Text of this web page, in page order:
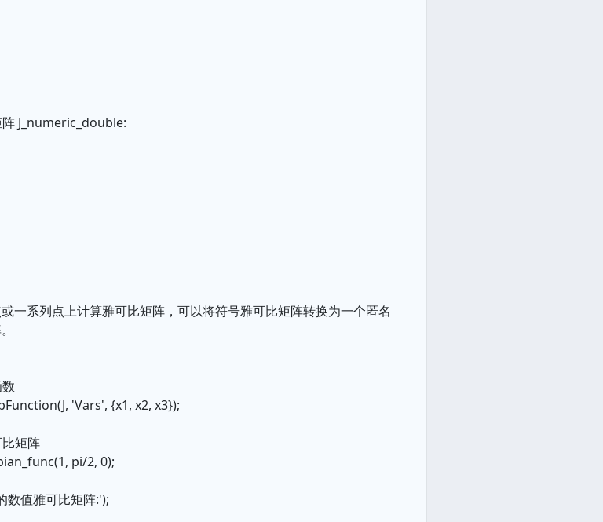
J_numeric_double:
一系列点上计算雅可比矩阵，可以将符号雅可比矩阵转换为一个匿名
'Vars', {x1, x2, x3});
矩阵
pi/2, 0);
值雅可比矩阵:');